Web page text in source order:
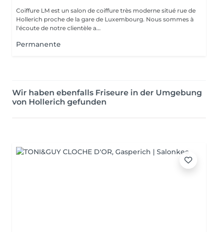
Coiffure LM est un salon de coiffure très moderne situé rue de
Hollerich proche de la gare de Luxembourg. Nous sommes à
l'écoute de notre clientèle a...
Permanente
Wir haben ebenfalls Friseure in der Umgebung
von Hollerich gefunden